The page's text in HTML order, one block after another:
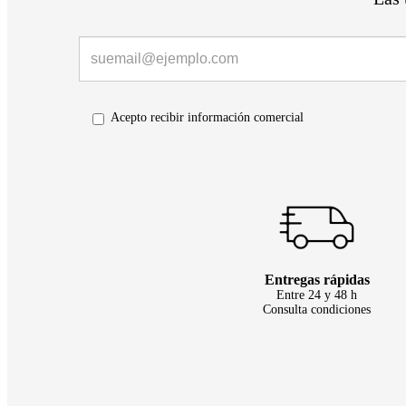
Acepto recibir información comercial
Entregas rápidas
Entre 24 y 48 h
Consulta condiciones